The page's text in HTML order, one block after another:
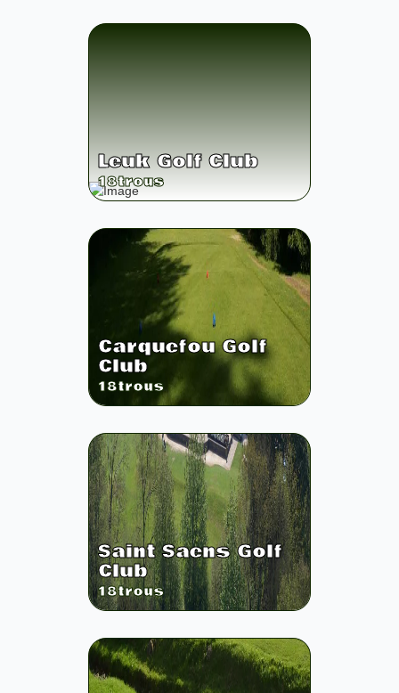
Leuk Golf Club
18trous
Carquefou Golf
Club
18trous
Saint Saens Golf
Club
18trous